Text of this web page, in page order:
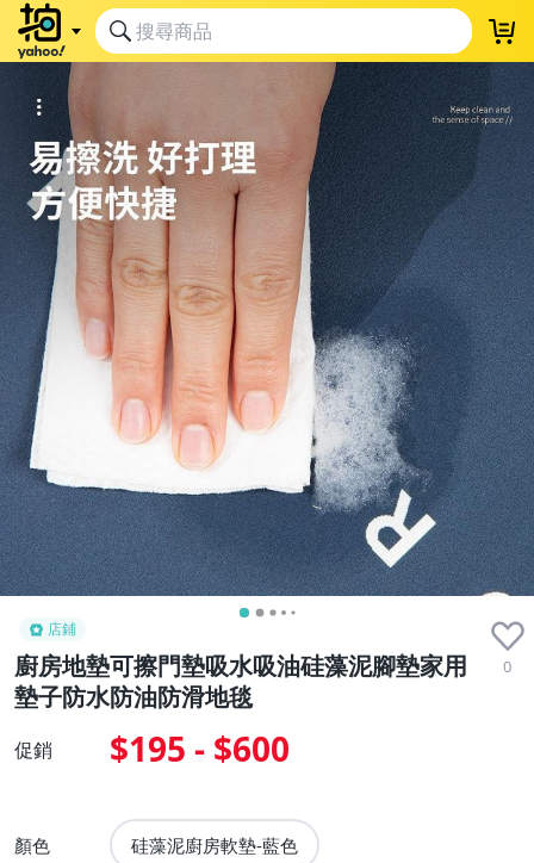
店鋪
廚房地墊可擦門墊吸水吸油硅藻泥腳墊家用
墊子防水防油防滑地毯
0
促銷 $195 - $600
顏色 硅藻泥廚房軟墊-藍色